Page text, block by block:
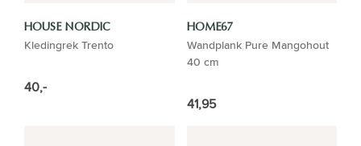
HOUSE NORDIC
Kledingrek Trento
40,-
HOME67
Wandplank Pure Mangohout
40 cm
41,95